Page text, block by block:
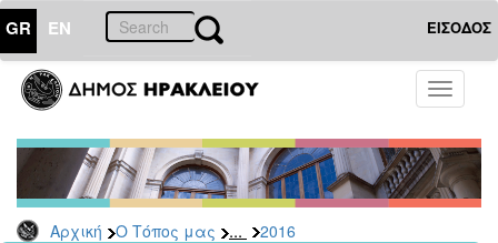
GR EN ΕΙΣΟΔΟΣ
Toggle
Αρχική Ο Τόπος μας ... 2016
ΤΟΠΟΣ
ΜΑΣ
Ανακοινώσεις
Αρχείο
2026